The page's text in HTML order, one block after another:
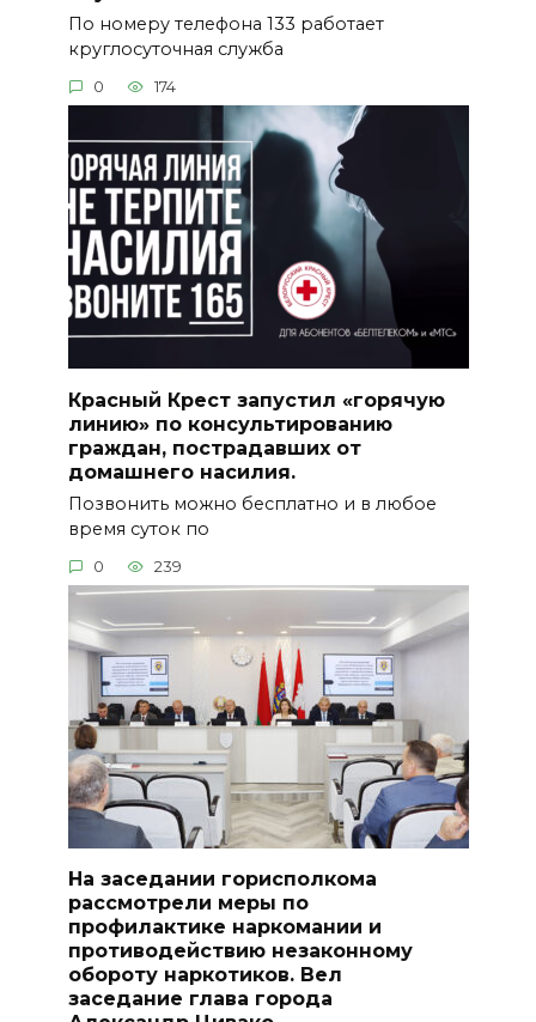
По номеру телефона 133 работает
круглосуточная служба
0 174
Красный Крест запустил «горячую
линию» по консультированию
граждан, пострадавших от
домашнего насилия.
Позвонить можно бесплатно и в любое
время суток по
0 239
На заседании горисполкома
рассмотрели меры по
профилактике наркомании и
противодействию незаконному
обороту наркотиков. Вел
заседание глава города